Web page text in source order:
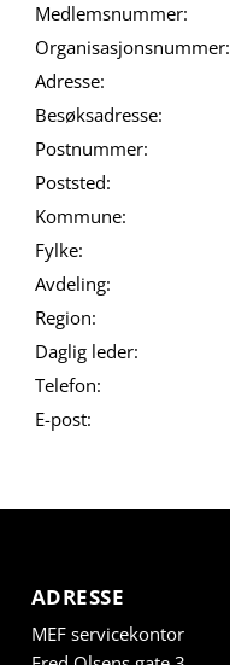
Medlemsnummer:
Organisasjonsnummer:
Adresse:
Besøksadresse:
Postnummer:
Poststed:
Kommune:
Fylke:
Avdeling:
Region:
Daglig leder:
Telefon:
E-post:
ADRESSE
MEF servicekontor